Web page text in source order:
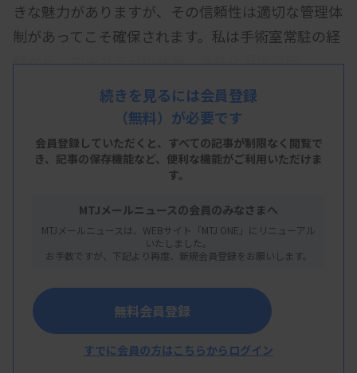
きな魅力がありますが、その信頼性は適切な管理体
制があってこそ確保されます。私は手術室常駐の経
験から、血液ガス分析装置、活性化凝固時間
（ACT）、血糖測定器の運用において、教育体制の
不十分さに起因する測定や解釈の誤りに数多く直面
しました。この現状を改善したいとの思いから、認
定POCコーディネーターおよびPOCT測定認定士を
取得し、院内でのPOCT管理の適正化を推進してき
ました。本稿では、手術室に常駐する臨床検査技師
として、これまで取り組んできた教育、精度保証、
機器管理を紹介し、POCT機器導入における課題と
工夫を解説したいと思います。
院内導入されている幅広いPOCT機器
続きを見るには会員登録
（無料）が必要です
会員登録していただくと、すべての記事が制限なく閲覧で
き、 記事の保存機能など、便利な機能がご利用いただけま
す。
MTJメールニュースの会員のみなさまへ
MTJメールニュースは、WEBサイト「MTJ ONE」にリニューアル
いたしました。
お手数ですが、下記より再度、新規会員登録をお願いします。
無料会員登録
すでに会員の方はこちらからログイン